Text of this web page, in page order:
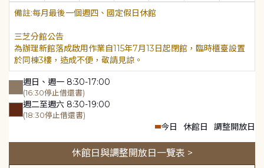
每月最後一個週四、國定假日休館
三芝分館公告
為辦理新館落成啟用作業自115年7月13日起閉館，臨時櫃臺設置
於同棟3樓，造成不便，敬請見諒。
週日、週一 8:30-17:00
(16:30停止借還書)
週二至週六 8:30-19:00
(18:30停止借還書)
今日 休館日 調整開放日
休館日與調整開放日一覽表 >